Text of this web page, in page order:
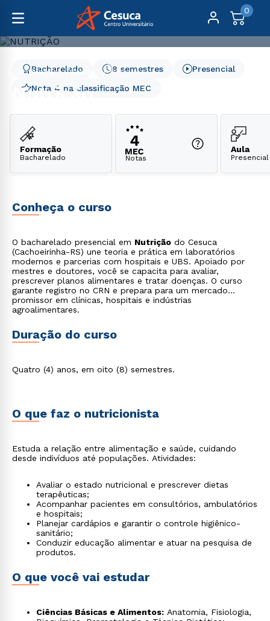
0
Graduação Saúde Nutrição
Nutrição
Nota 4 na classificação MEC
8 semestres
Bacharelado Presencial
Formação
Bacharelado Notas
Aula
Presencial
Conheça o curso
O bacharelado presencial em Nutrição do Cesuca
(Cachoeirinha-RS) une teoria e prática em laboratórios
modernos e parcerias com hospitais e UBS. Apoiado por
mestres e doutores, você se capacita para avaliar,
prescrever planos alimentares e tratar doenças. O curso
garante registro no CRN e prepara para um mercado
promissor em clínicas, hospitais e indústrias
agroalimentares.
Duração do curso
Quatro (4) anos, em oito (8) semestres.
O que faz o nutricionista
Estuda a relação entre alimentação e saúde, cuidando
desde indivíduos até populações. Atividades:
Avaliar o estado nutricional e prescrever dietas
terapêuticas;
Acompanhar pacientes em consultórios, ambulatórios
e hospitais;
Planejar cardápios e garantir o controle higiênico-
sanitário;
Conduzir educação alimentar e atuar na pesquisa de
produtos.
O que você vai estudar
Ciências Básicas e Alimentos: Anatomia, Fisiologia,